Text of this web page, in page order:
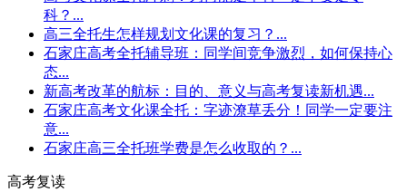
科？...
高三全托生怎样规划文化课的复习？...
石家庄高考全托辅导班：同学间竞争激烈，如何保持心
态...
新高考改革的航标：目的、意义与高考复读新机遇...
石家庄高考文化课全托：字迹潦草丢分！同学一定要注
意...
石家庄高三全托班学费是怎么收取的？...
高考复读